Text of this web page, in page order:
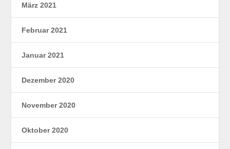
März 2021
Februar 2021
Januar 2021
Dezember 2020
November 2020
Oktober 2020